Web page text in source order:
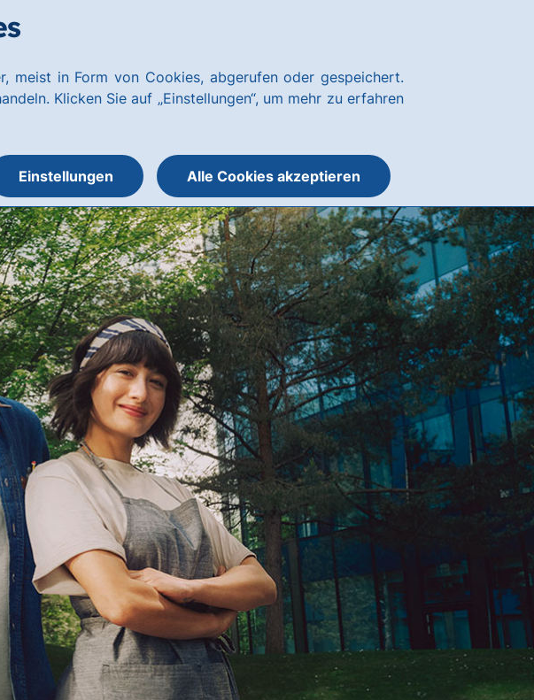
meist in Form von Cookies, abgerufen oder gespeichert.
Klicken Sie auf „Einstellungen“, um mehr zu erfahren
Alle Cookies akzeptieren
Einstellungen
hausbanking